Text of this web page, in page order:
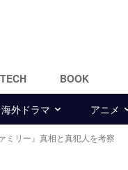
TECH BOOK
海外ドラマ アニメ
ミリー』真相と真犯人を考察